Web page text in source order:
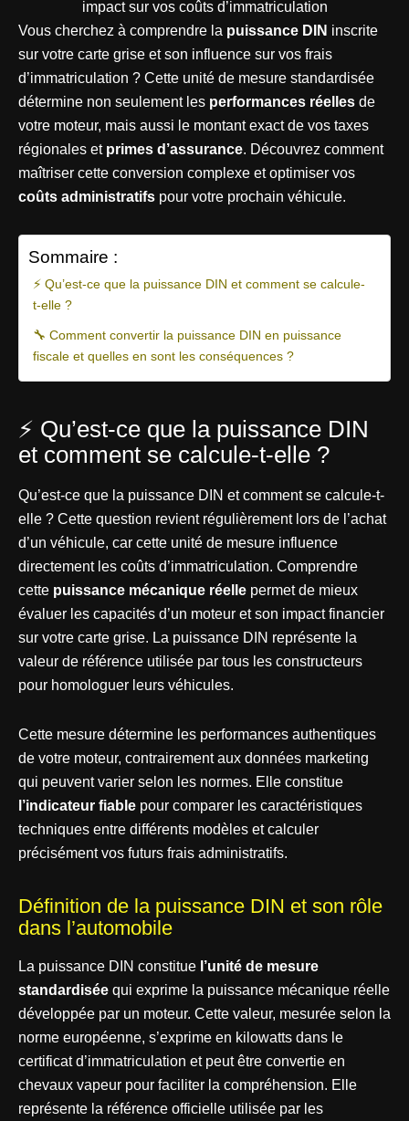
Vous cherchez à comprendre la puissance DIN inscrite
sur votre carte grise et son influence sur vos frais
d’immatriculation ? Cette unité de mesure standardisée
détermine non seulement les performances réelles de
votre moteur, mais aussi le montant exact de vos taxes
régionales et primes d’assurance. Découvrez comment
maîtriser cette conversion complexe et optimiser vos
coûts administratifs pour votre prochain véhicule.
Sommaire :
⚡ Qu’est-ce que la puissance DIN et comment se calcule-
t-elle ?
🔧 Comment convertir la puissance DIN en puissance
fiscale et quelles en sont les conséquences ?
⚡ Qu’est-ce que la puissance DIN
et comment se calcule-t-elle ?
Qu’est-ce que la puissance DIN et comment se calcule-t-
elle ? Cette question revient régulièrement lors de l’achat
d’un véhicule, car cette unité de mesure influence
directement les coûts d’immatriculation. Comprendre
cette puissance mécanique réelle permet de mieux
évaluer les capacités d’un moteur et son impact financier
sur votre carte grise. La puissance DIN représente la
valeur de référence utilisée par tous les constructeurs
pour homologuer leurs véhicules.
Cette mesure détermine les performances authentiques
de votre moteur, contrairement aux données marketing
qui peuvent varier selon les normes. Elle constitue
l’indicateur fiable pour comparer les caractéristiques
techniques entre différents modèles et calculer
précisément vos futurs frais administratifs.
Définition de la puissance DIN et son rôle
dans l’automobile
La puissance DIN constitue l’unité de mesure
standardisée qui exprime la puissance mécanique réelle
développée par un moteur. Cette valeur, mesurée selon la
norme européenne, s’exprime en kilowatts dans le
certificat d’immatriculation et peut être convertie en
chevaux vapeur pour faciliter la compréhension. Elle
représente la référence officielle utilisée par les